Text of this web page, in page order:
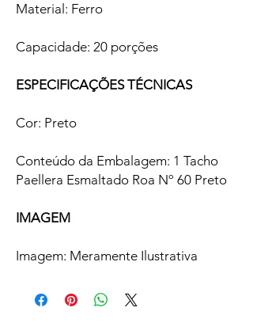
Material: Ferro
Capacidade: 20 porções
ESPECIFICAÇÕES TÉCNICAS
Cor: Preto
Conteúdo da Embalagem: 1 Tacho
Paellera Esmaltado Roa Nº 60 Preto
IMAGEM
Imagem: Meramente Ilustrativa